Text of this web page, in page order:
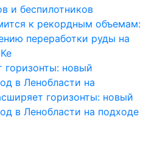
и беспилотников
к рекордным объемам:
переработки руды на
горизонты: новый
в Ленобласти на
горизонты: новый
в Ленобласти на подходе